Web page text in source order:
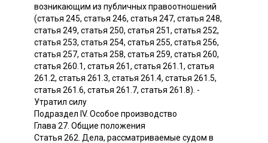
возникающим из публичных правоотношений
(статья 245, статья 246, статья 247, статья 248,
статья 249, статья 250, статья 251, статья 252,
статья 253, статья 254, статья 255, статья 256,
статья 257, статья 258, статья 259, статья 260,
статья 260.1, статья 261, статья 261.1, статья
261.2, статья 261.3, статья 261.4, статья 261.5,
статья 261.6, статья 261.7, статья 261.8). -
Утратил силу
Подраздел IV. Особое производство
Глава 27. Общие положения
Статья 262. Дела, рассматриваемые судом в